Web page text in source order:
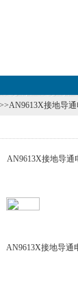
>>AN9613X接地导
AN9613X接地导通
AN9613X接地导通